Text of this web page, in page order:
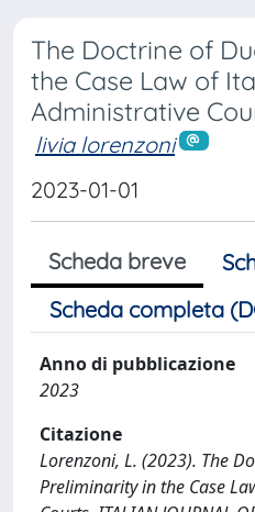
The Doctrine of
the Case Law of
Administrative
livia lorenzoni
2023-01-01
Scheda breve
Scheda completa
Anno di pubblicazione
2023
Citazione
Lorenzoni, L. (2023). The
Preliminarity in the Case